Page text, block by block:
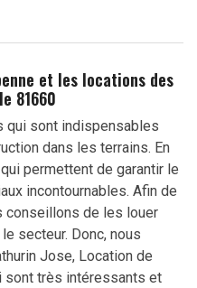
et les locations des
81660
qui sont indispensables
dans les terrains. En
permettent de garantir le
incontournables. Afin de
conseillons de les louer
secteur. Donc, nous
Jose, Location de
sont très intéressants et